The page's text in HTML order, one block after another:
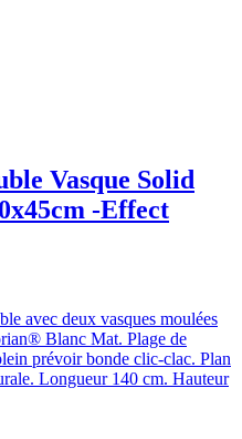
Vasque Solid
-Effect
avec deux vasques moulées
Blanc Mat. Plage de
prévoir bonde clic-clac. Plan
Longueur 140 cm. Hauteur